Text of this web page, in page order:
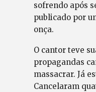
sofrendo após
publicado por
onça.
O cantor teve
propagandas
massacrar. Já
Cancelaram